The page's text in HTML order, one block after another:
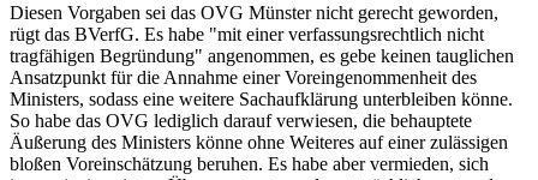
Diesen Vorgaben sei das OVG Münsternicht gerecht geworden,
rügt das BVerfG. Es habe "mit einer verfassungsrechtlich nicht
tragfähigen Begründung" angenommen, es gebe keinen tauglichen
Ansatzpunkt für die Annahme einer Voreingenommenheit des
Ministers, sodass eine weitere Sachaufklärung unterbleiben könne.
So habe das OVG lediglich darauf verwiesen, die behauptete
Äußerung des Ministers könne ohne Weiteres auf einer zulässigen
bloßen Voreinschätzung beruhen. Es habe aber vermieden, sich